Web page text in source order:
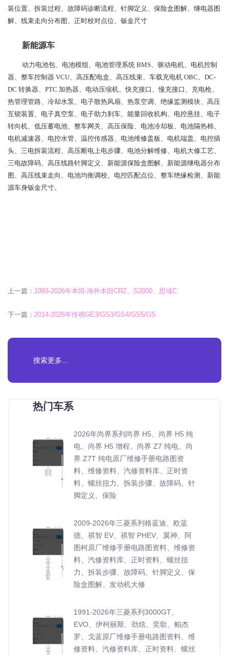
装位置、拆装过程、故障码诊断流程、针脚定义、保险盒图解、继电器图
解、线束走向分布图、正时校对点位、钣金尺寸
新能源车
动力电池包、电池模组、电池管理系统 BMS、驱动电机、电机控制
器、整车控制器 VCU、高压配电盒、高压线束、车载充电机 OBC、DC-
DC 转换器、PTC 加热器、电动压缩机、快充接口、慢充接口、充电枪、
热管理管路、冷却水泵、电子散热风扇、热泵空调、绝缘监测模块、高压
互锁装置、电子真空泵、电子助力刹车、能量回收机构、电控悬挂、电子
转向机、低压蓄电池、整车网关、高压保险、电池冷却板、电池隔热棉、
电机减速器、电控水管、温控传感器、电池维修盖板、电机端盖、电控插
头、三电拆装流程、高压断电上电步骤、电池分解维修、电机大修工艺、
三电故障码、高压线路针脚定义、新能源保险盒图解、新能源继电器分布
图、高压线束走向、电池均衡调校、电控匹配点位、整车绝缘检测、新能
源车身钣金尺寸。
上一篇： 1993-2026年本田-海外本田CRZ、S2000、思域C
下一篇： 2014-2026年传祺GE3/GS3/GS4/GS5/GS
热门车系
2026年尚界系列尚界 H5、尚界 H5 纯
电、尚界 H5 增程、尚界 Z7 纯电、尚
界 Z7T 纯电原厂维修手册电路图资
料、维修资料、汽修资料库、正时资
料、螺丝扭力、拆装步骤、故障码、针
脚定义、保险
2009-2026年三菱系列格蓝迪、欧蓝
德、祺智 EV、祺智 PHEV、翼神、阿
图柯原厂维修手册电路图资料、维修资
料、汽修资料库、正时资料、螺丝扭
力、拆装步骤、故障码、针脚定义、保
险盒图解、发动机大修
1991-2026年三菱系列3000GT、
EVO、伊柯丽斯、劲炫、奕歌、帕杰
罗、戈蓝原厂维修手册电路图资料、维
修资料、汽修资料库、正时资料、螺丝